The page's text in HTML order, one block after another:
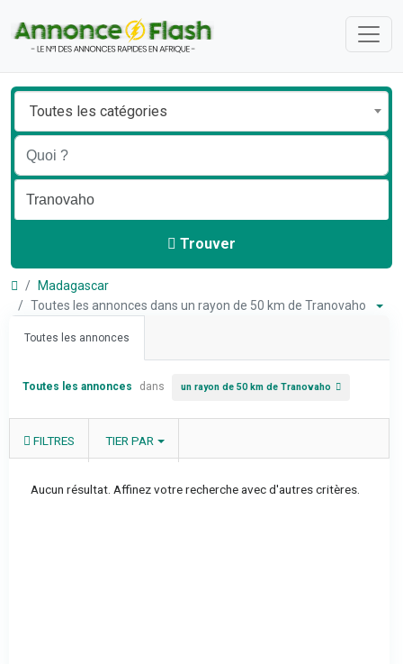
Toutes les catégories
Trouver
Madagascar
Toutes les annonces dans un rayon de 50 km de Tranovaho
Toutes les annonces
Toutes les annonces dans un rayon de 50 km de Tranovaho
FILTRES TIER PAR
Aucun résultat. Affinez votre recherche avec d'autres critères.